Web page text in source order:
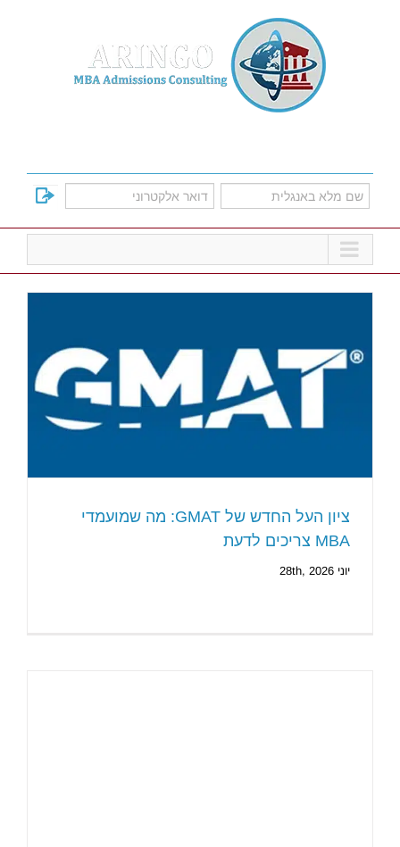
ציון העל החדש של GMAT: מה שמועמדי
MBA צריכים לדעת
יוני 28th, 2026